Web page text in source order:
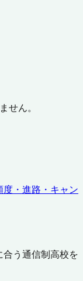
せん。
度・進路・キャン
う通信制高校を